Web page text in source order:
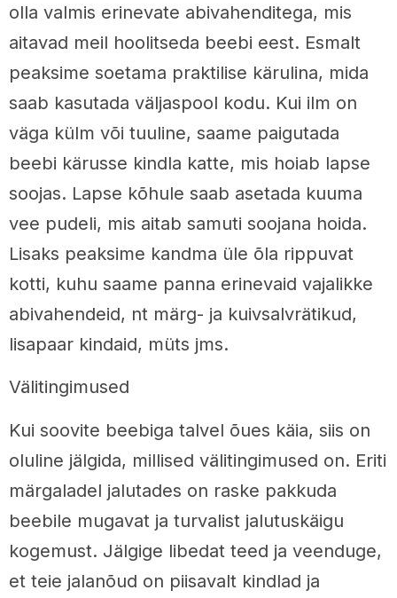
olla valmis erinevate abivahenditega, mis
aitavad meil hoolitseda beebi eest. Esmalt
peaksime soetama praktilise kärulina, mida
saab kasutada väljaspool kodu. Kui ilm on
väga külm või tuuline, saame paigutada
beebi kärusse kindla katte, mis hoiab lapse
soojas. Lapse kõhule saab asetada kuuma
vee pudeli, mis aitab samuti soojana hoida.
Lisaks peaksime kandma üle õla rippuvat
kotti, kuhu saame panna erinevaid vajalikke
abivahendeid, nt märg- ja kuivsalvrätikud,
lisapaar kindaid, müts jms.
Välitingimused
Kui soovite beebiga talvel õues käia, siis on
oluline jälgida, millised välitingimused on. Eriti
märgaladel jalutades on raske pakkuda
beebile mugavat ja turvalist jalutuskäigu
kogemust. Jälgige libedat teed ja veenduge,
et teie jalanõud on piisavalt kindlad ja